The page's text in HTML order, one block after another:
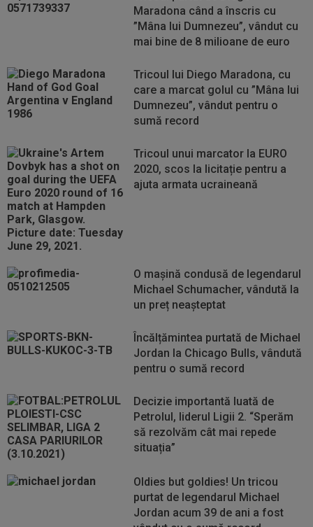
Maradona când a înscris cu
”Mâna lui Dumnezeu”, vândut cu
mai bine de 8 milioane de euro
Tricoul lui Diego Maradona, cu
care a marcat golul cu ”Mâna lui
Dumnezeu”, vândut pentru o
sumă record
Tricoul unui marcator la EURO
2020, scos la licitație pentru a
ajuta armata ucraineană
O mașină condusă de legendarul
Michael Schumacher, vândută la
un preț neașteptat
Încălțămintea purtată de Michael
Jordan la Chicago Bulls, vândută
pentru o sumă record
Decizie importantă luată de
Petrolul, liderul Ligii 2. “Sperăm
să rezolvăm cât mai repede
situația”
Oldies but goldies! Un tricou
purtat de legendarul Michael
Jordan acum 39 de ani a fost